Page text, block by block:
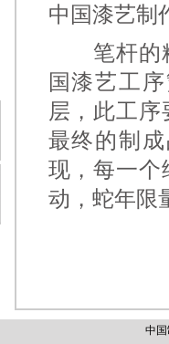
中国漆艺制
笔杆的精
国漆艺工
层，此工
最终的制
现，每一个
动，蛇年限
中